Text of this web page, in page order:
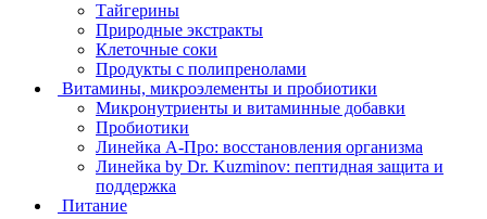
Тайгерины
Природные экстракты
Клеточные соки
Продукты с полипренолами
Витамины, микроэлементы и пробиотики
Микронутриенты и витаминные добавки
Пробиотики
Линейка А-Про: восстановления организма
Линейка by Dr. Kuzminov: пептидная защита и
поддержка
Питание